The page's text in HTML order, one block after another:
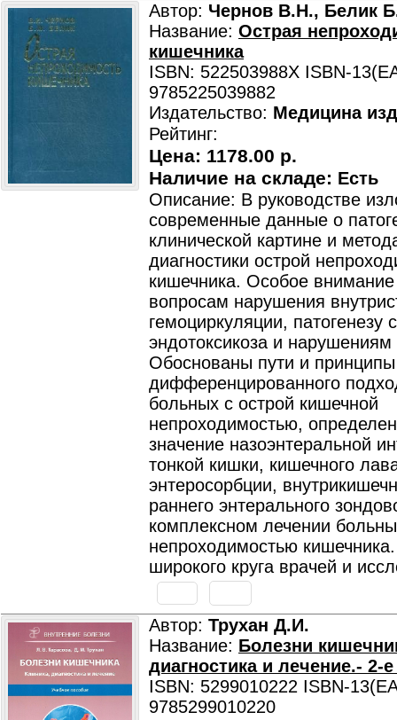
Автор: Чернов В.Н., Белик
Название: Острая
кишечника
ISBN: 522503988X ISBN-
9785225039882
Издательство: Медицина
Рейтинг:
Цена: 1178.00 р.
Наличие на складе: Есть
Описание: В руководстве
современные данные о
клинической картине и
диагностики острой
кишечника. Особое
вопросам нарушения
гемоциркуляции, патогенезу
эндотоксикоза и нарушениям
Обоснованы пути и принципы
дифференцированного
больных с острой кишечной
непроходимостью,
значение назоэнтеральной
тонкой кишки, кишечного
энтеросорбции,
раннего энтерального
комплексном лечении
непроходимостью
широкого круга врачей и
Автор: Трухан Д.И.
Название: Болезни
диагностика и лечение.- 2-
ISBN: 5299010222 ISBN-
9785299010220